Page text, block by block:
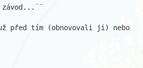
závod...¨¨
před tím (obnovovali ji) nebo